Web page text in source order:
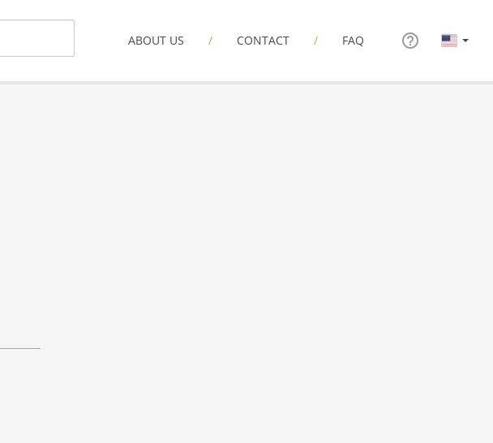
ABOUT US CONTACT FAQ